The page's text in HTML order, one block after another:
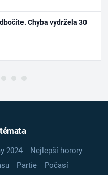
Chyba vydržela 30
2024
Nejlepší horory
Partie
Počasí